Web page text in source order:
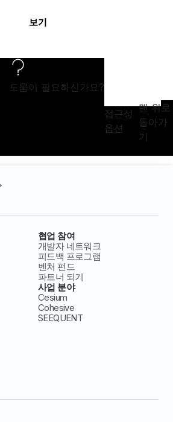
보기
도움이 필요하신가요?
접근성
옵션
맨 위로
돌아가
기
협업 참여
개발자 네트워크
피드백 프로그램
벤처 펀드
파트너 되기
사업 분야
Cesium
Cohesive
SEEQUENT